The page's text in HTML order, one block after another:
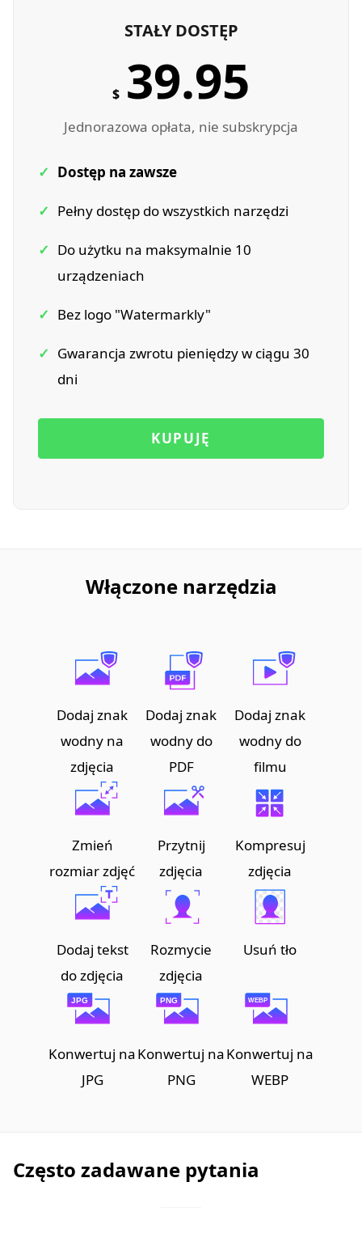
STAŁY DOSTĘP
$ 39.95
Jednorazowa opłata, nie subskrypcja
✓ Dostęp na zawsze
✓ Pełny dostęp do wszystkich narzędzi
✓ Do użytku na maksymalnie 10
urządzeniach
✓ Bez logo "Watermarkly"
✓ Gwarancja zwrotu pieniędzy w ciągu 30
dni
KUPUJĘ
Włączone narzędzia
Dodaj znak
wodny na
zdjęcia
Dodaj znak
wodny do
PDF
Dodaj znak
wodny do
filmu
Zmień
rozmiar zdjęć
Przytnij
zdjęcia
Kompresuj
zdjęcia
Dodaj tekst
do zdjęcia
Rozmycie
zdjęcia
Usuń tło
Konwertuj na
JPG
Konwertuj na
PNG
Konwertuj na
WEBP
Często zadawane pytania